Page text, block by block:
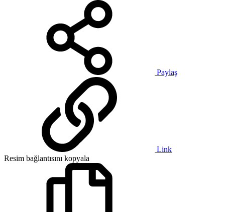
Paylaş
Link
Resim bağlantısını kopyala